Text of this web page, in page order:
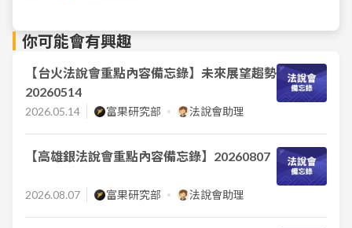
你可能會有興趣
【台火法說會重點內容備忘錄】未來展望趨勢
20260514
2026.05.14 富果研究部 法說會助理
【高雄銀法說會重點內容備忘錄】20260807
2026.08.07 富果研究部 法說會助理